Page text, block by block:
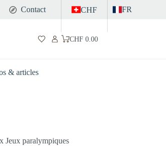
Contact CHF FR
Panier
CHF0.00
& articles
Jeux paralympiques